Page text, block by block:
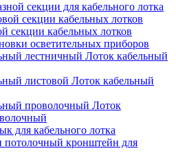
секции для кабельного лотка
секции кабельных лотков
осветительных приборов
Лоток кабельный
Лоток кабельный
Лоток
для кабельного лотка